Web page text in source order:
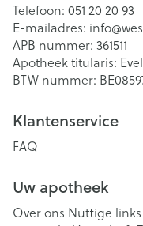
Telefoon: 051 20 20 93
E-mailadres: info@
APB nummer: 361511
Apotheek titularis:
BTW nummer:
Klantenservice
FAQ
Uw apotheek
Over ons Nuttige links